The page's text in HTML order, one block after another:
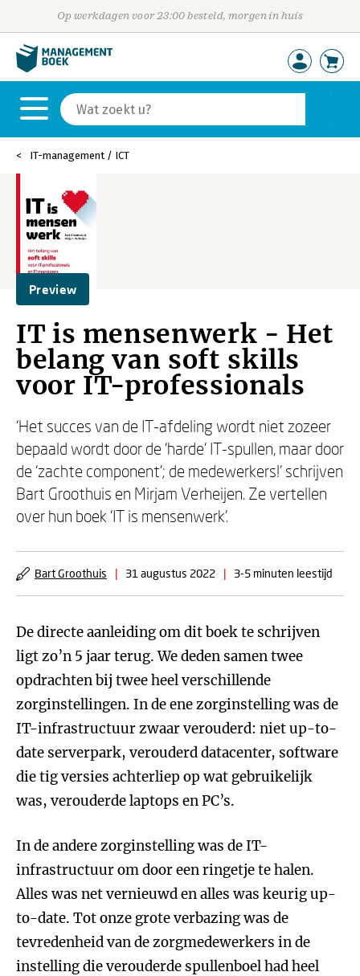
Op werkdagen voor 23:00 besteld, morgen in huis
IT-management / ICT
Preview
IT is mensenwerk - Het
belang van soft skills
voor IT-professionals
‘Het succes van de IT-afdeling wordt niet zozeer
bepaald wordt door de ‘harde’ IT-spullen, maar door
de ‘zachte component’; de medewerkers!’ schrijven
Bart Groothuis en Mirjam Verheijen. Ze vertellen
over hun boek ‘IT is mensenwerk’.
Bart Groothuis | 31 augustus 2022 | 3-5 minuten leestijd
De directe aanleiding om dit boek te schrijven
ligt zo’n 5 jaar terug. We deden samen twee
opdrachten bij twee heel verschillende
zorginstellingen. In de ene zorginstelling was de
IT-infrastructuur zwaar verouderd: niet up-to-
date serverpark, verouderd datacenter, software
die tig versies achterliep op wat gebruikelijk
was, verouderde laptops en PC’s.
In de andere zorginstelling was de IT-
infrastructuur om door een ringetje te halen.
Alles was net vernieuwd en alles was keurig up-
to-date. Tot onze grote verbazing was de
tevredenheid van de zorgmedewerkers in de
instelling die verouderde spullenboel had heel